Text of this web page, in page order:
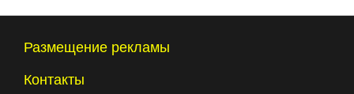
Размещение рекламы
Контакты